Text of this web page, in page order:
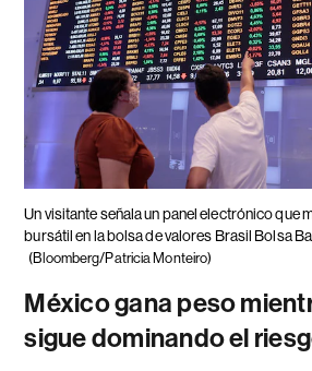
Un visitante señala un panel electrónico que
bursátil en la bolsa de valores Brasil Bolsa
(Bloomberg/Patricia Monteiro)
México gana peso
sigue dominando el